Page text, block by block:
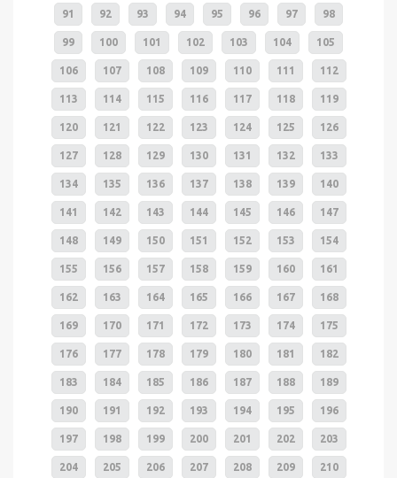
91 92 93 94 95 96 97 98
99 100 101 102 103 104 105
106 107 108 109 110 111 112
113 114 115 116 117 118 119
120 121 122 123 124 125 126
127 128 129 130 131 132 133
134 135 136 137 138 139 140
141 142 143 144 145 146 147
148 149 150 151 152 153 154
155 156 157 158 159 160 161
162 163 164 165 166 167 168
169 170 171 172 173 174 175
176 177 178 179 180 181 182
183 184 185 186 187 188 189
190 191 192 193 194 195 196
197 198 199 200 201 202 203
204 205 206 207 208 209 210